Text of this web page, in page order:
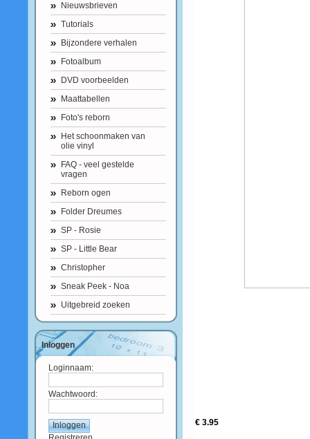
Nieuwsbrieven
Tutorials
Bijzondere verhalen
Fotoalbum
DVD voorbeelden
Maattabellen
Foto's reborn
Het schoonmaken van
olie vinyl
FAQ - veel gestelde
vragen
Reborn ogen
Folder Dreumes
SP - Rosie
SP - Little Bear
Christopher
Sneak Peek - Noa
Uitgebreid zoeken
Inloggen
Loginnaam:
Wachtwoord:
€ 3.95